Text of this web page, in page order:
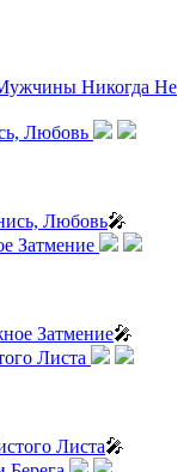
Никогда Не
Любовь🎤
Затмение🎤
Листа🎤